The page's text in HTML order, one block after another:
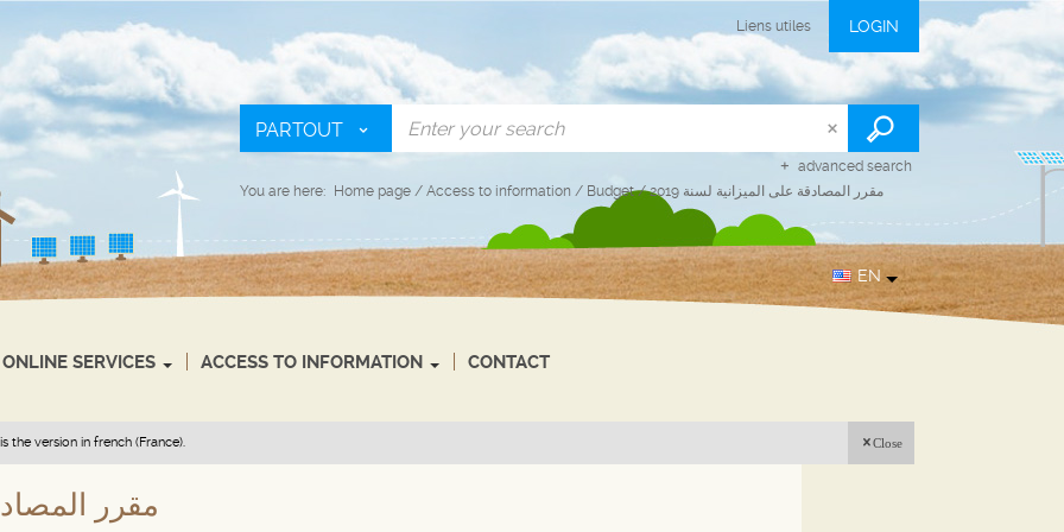
Liens utiles LOGIN
PARTOUT
advanced search
You are here:
Home page / Access to information / Budget / مقرر المصادقة على الميزانية لسنة 2019
EN
ONLINE SERVICES ACCESS TO INFORMATION CONTACT
the version in french (France). Close
مقرر